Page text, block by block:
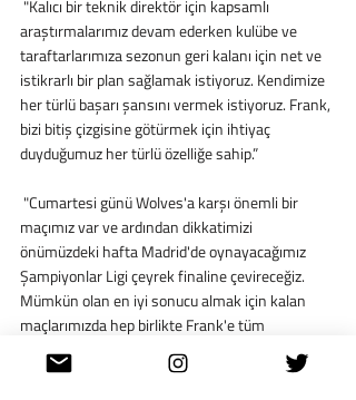
araştırmalarımız devam ederken kulübe ve
taraftarlarımıza sezonun geri kalanı için net ve
istikrarlı bir plan sağlamak istiyoruz. Kendimize
her türlü başarı şansını vermek istiyoruz. Frank,
bizi bitiş çizgisine götürmek için ihtiyaç
duyduğumuz her türlü özelliğe sahip.”
maçımız var ve ardından dikkatimizi
önümüzdeki hafta Madrid'de oynayacağımız
Şampiyonlar Ligi çeyrek finaline çevireceğiz.
Mümkün olan en iyi sonucu almak için kalan
maçlarımızda hep birlikte Frank'e tüm
desteğimizi vereceğiz.”
Dünya'dan